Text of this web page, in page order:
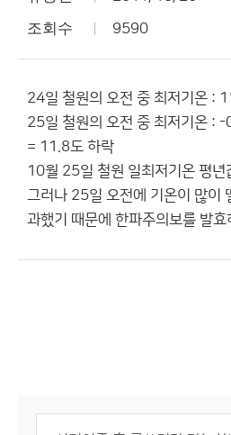
조회수 9590
24일 철원의 오전 중 최저기온 :
25일 철원의 오전 중 최저기온 : -
= 11.8도 하락
10월 25일 철원 일최저기온 평
그러나 25일 오전에 기온이 많이
과했기 때문에 한파주의보를 발